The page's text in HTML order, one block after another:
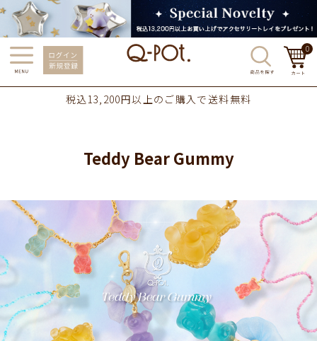
0
税込13,200円以上のご購入で送料無料
Teddy Bear Gummy